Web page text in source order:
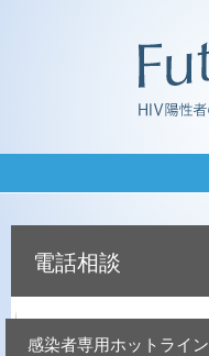
電話相談
感染者専用ホットライン